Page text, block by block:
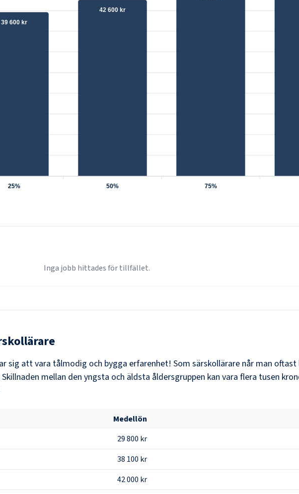
39 600 kr
42 600 kr
25% 50% 75%
Inga jobb hittades för tillfället.
sig att vara tålmodig och bygga erfarenhet! Somsärskollärare når man
Skillnaden mellan den yngsta och äldsta åldersgruppen kan vara flera tusen
Medellön
29 800 kr
38 100 kr
42 000 kr